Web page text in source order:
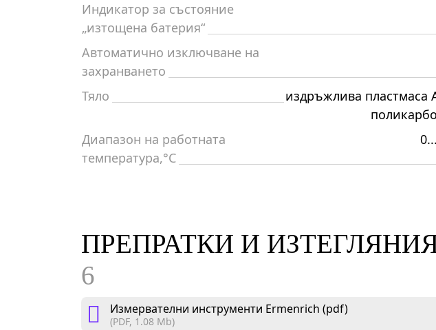
Индикатор за състояние
„изтощена батерия“
Автоматично изключване на
захранването
Тяло
издръжлива пластмаса
Диапазон на работната
температура,°C
ПРЕПРАТКИ И
6
Измервателни инструменти Ermenrich (pdf)
(PDF, 1.08 Mb)